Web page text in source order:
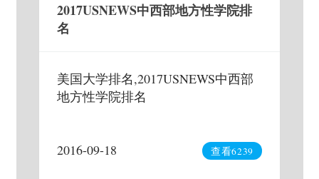
2017USNEWS中西部地方性学院排
名
美国大学排名,2017USNEWS中西部
地方性学院排名
2016-09-18 查看6239